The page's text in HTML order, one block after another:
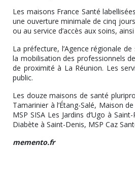
Les maisons France Santé
une ouverture minimale de cinq
ou au service d’accès aux soins,
La préfecture, l’Agence régionale
la mobilisation des professionnels
de proximité à La Réunion. Les
public.
Les douze maisons de santé
Tamarinier à l’Étang-Salé, Maison
MSP SISA Les Jardins d’Ugo à
Diabète à Saint-Denis, MSP Caz
memento.fr